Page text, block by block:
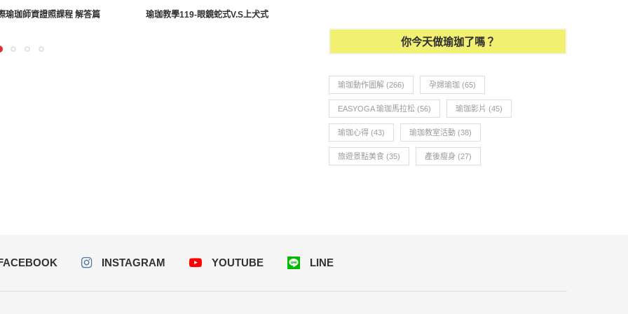
瑜珈師資證照課程 解答篇 瑜珈教學119-眼鏡蛇式V.S上犬式
你今天做瑜珈了嗎？
瑜珈動作圖解 (266) 孕婦瑜珈 (65)
EASYOGA 瑜珈馬拉松 (56) 瑜珈影片 (45)
瑜珈心得 (43) 瑜珈教室活動 (38)
旅遊景點美食 (35) 產後瘦身 (27)
INSTAGRAM YOUTUBE LINE